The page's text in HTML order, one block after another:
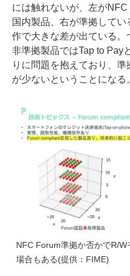
には触れないが、左が
国内製品、右が準拠して
作で大きな差が出ている
非準拠製品ではTap to Pay
りに問題を抱えており、
が少ないということになる
NFC Forum準拠か否かでR/
場合もある(提供：FIME)